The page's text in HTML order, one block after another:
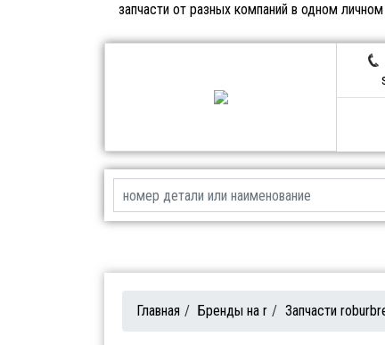
запчасти от разных компаний в одном личном
Главная / Бренды на r / Запчасти